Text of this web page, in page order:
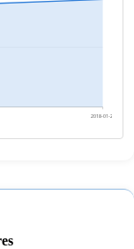
2018-01-23